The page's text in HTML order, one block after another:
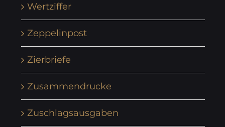
Wertziffer
Zeppelinpost
Zierbriefe
Zusammendrucke
Zuschlagsausgaben